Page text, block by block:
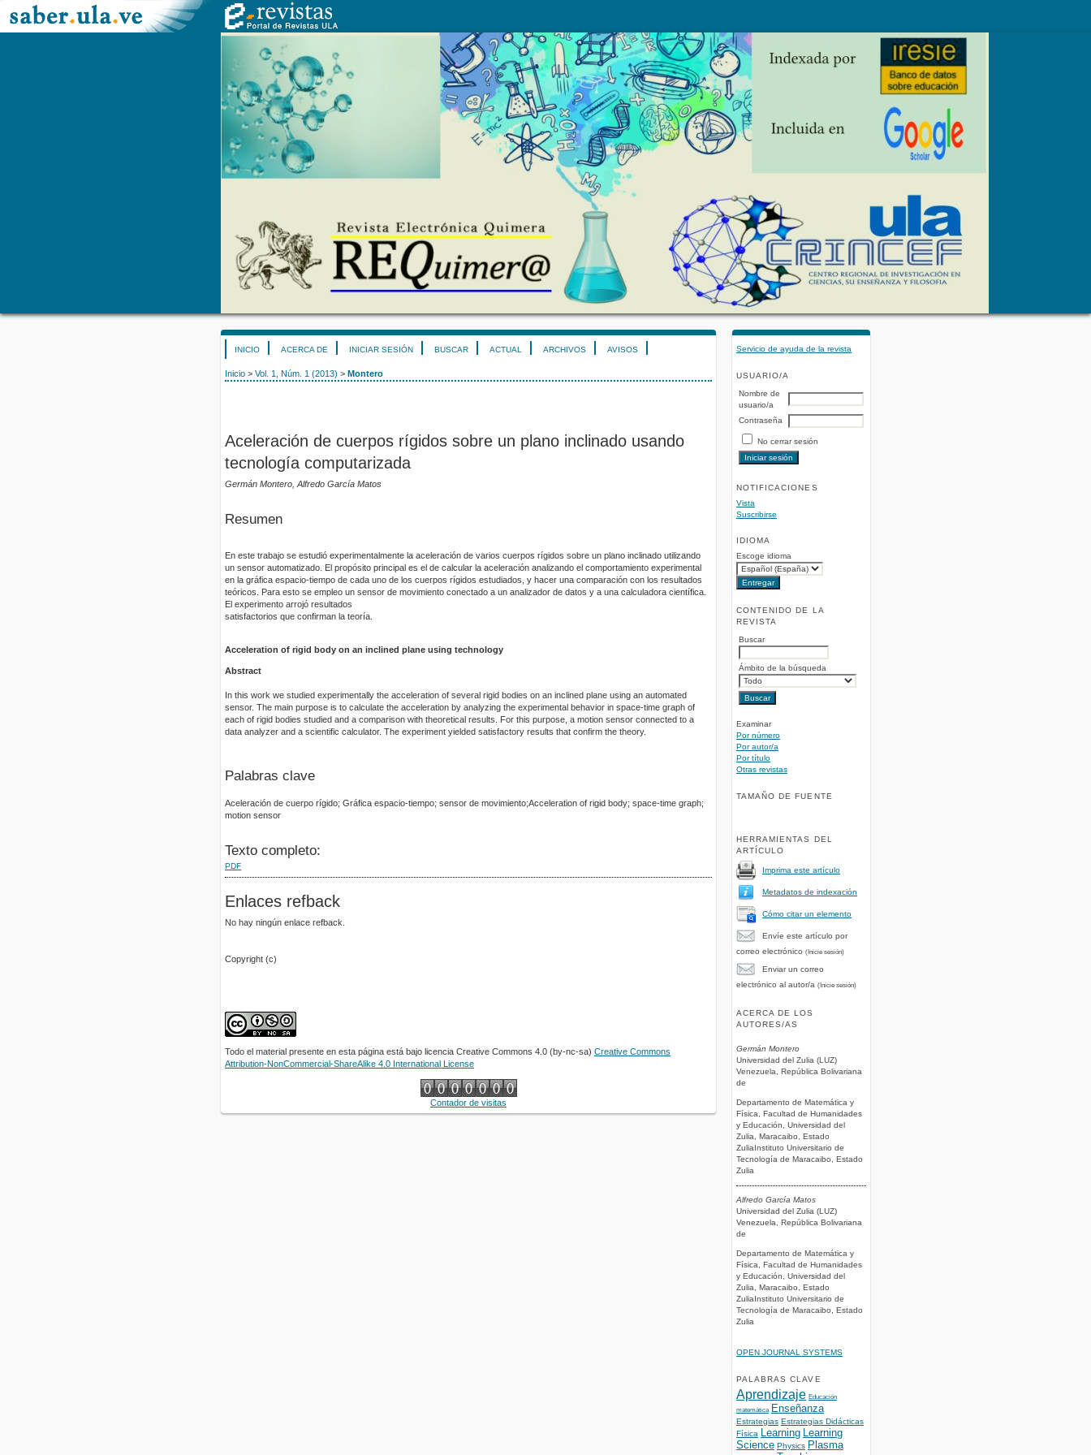
Servicio de ayuda de la revista
USUARIO/A
Nombre de
usuario/a
Contraseña
No cerrar sesión
NOTIFICACIONES
Vista
Suscribirse
IDIOMA
Escoge idioma
CONTENIDO DE LA
REVISTA
Buscar
Ámbito de la búsqueda
Examinar
Por número
Por autor/a
Por título
Otras revistas
TAMAÑO DE FUENTE
HERRAMIENTAS DEL
ARTÍCULO
Imprima este artículo
Metadatos de indexación
Cómo citar un elemento
Envíe este artículo por
correo electrónico (Inicie sesión)
Enviar un correo
electrónico al autor/a (Inicie sesión)
ACERCA DE LOS
AUTORES/AS
Germán Montero
Universidad del Zulia (LUZ)
Venezuela, República Bolivariana
de
Departamento de Matemática y
Física, Facultad de Humanidades
y Educación, Universidad del
Zulia, Maracaibo, Estado
ZuliaInstituto Universitario de
Tecnología de Maracaibo, Estado
Zulia
Alfredo García Matos
Universidad del Zulia (LUZ)
Venezuela, República Bolivariana
de
Departamento de Matemática y
Física, Facultad de Humanidades
y Educación, Universidad del
Zulia, Maracaibo, Estado
ZuliaInstituto Universitario de
Tecnología de Maracaibo, Estado
Zulia
OPEN JOURNAL SYSTEMS
PALABRAS CLAVE
Aprendizaje Educación
matemática Enseñanza
Estrategias Estrategias Didácticas
Física
Learning
Learning
Science Physics Plasma
INICIO ACERCA DE INICIAR SESIÓN BUSCAR ACTUAL ARCHIVOS AVISOS
Inicio > Vol. 1, Núm. 1 (2013) > Montero
Aceleración de cuerpos rígidos sobre un plano inclinado usando
tecnología computarizada
Germán Montero, Alfredo García Matos
Resumen
En este trabajo se estudió experimentalmente la aceleración de varios cuerpos rígidos sobre un plano inclinado utilizando
un sensor automatizado. El propósito principal es el de calcular la aceleración analizando el comportamiento experimental
en la gráfica espacio-tiempo de cada uno de los cuerpos rígidos estudiados, y hacer una comparación con los resultados
teóricos. Para esto se empleo un sensor de movimiento conectado a un analizador de datos y a una calculadora científica.
El experimento arrojó resultados
satisfactorios que confirman la teoría.
Acceleration of rigid body on an inclined plane using technology
Abstract
In this work we studied experimentally the acceleration of several rigid bodies on an inclined plane using an automated
sensor. The main purpose is to calculate the acceleration by analyzing the experimental behavior in space-time graph of
each of rigid bodies studied and a comparison with theoretical results. For this purpose, a motion sensor connected to a
data analyzer and a scientific calculator. The experiment yielded satisfactory results that confirm the theory.
Palabras clave
Aceleración de cuerpo rígido; Gráfica espacio-tiempo; sensor de movimiento;Acceleration of rigid body; space-time graph;
motion sensor
Texto completo:
PDF
Enlaces refback
No hay ningún enlace refback.
Copyright (c)
Todo el material presente en esta página está bajo licencia Creative Commons 4.0 (by-nc-sa) Creative Commons
Attribution-NonCommercial-ShareAlike 4.0 International License
Contador de visitas